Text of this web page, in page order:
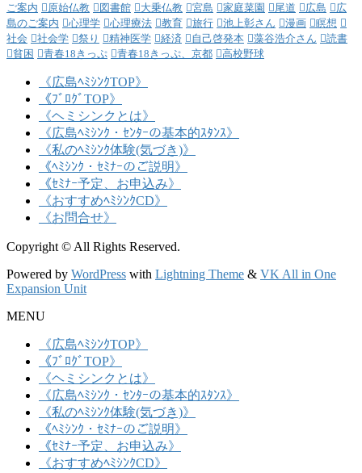
ご案内
原始仏教 図書館 大乗仏教 宮島 家庭菜園 尾道 広島
広
島のご案内
心理学 心理療法 教育 旅行 池上彰さん 漫画
瞑想
社会
社会学 祭り 精神医学 経済 自己啓発本 藻谷浩介さん
読書
貧困
青春18きっぷ 青春18きっぷ、京都 高校野球
《広島ﾍﾐｼﾝｸTOP》
《ﾌﾞﾛｸﾞTOP》
《ヘミシンクとは》
《広島ﾍﾐｼﾝｸ・ｾﾝﾀｰの基本的ｽﾀﾝｽ》
《私のﾍﾐｼﾝｸ体験(気づき)》
《ﾍﾐｼﾝｸ・ｾﾐﾅｰのご説明》
《ｾﾐﾅｰ予定、お申込み》
《おすすめﾍﾐｼﾝｸCD》
《お問合せ》
Copyright © All Rights Reserved.
Powered by WordPress with Lightning Theme & VK All in One
Expansion Unit
MENU
《広島ﾍﾐｼﾝｸTOP》
《ﾌﾞﾛｸﾞTOP》
《ヘミシンクとは》
《広島ﾍﾐｼﾝｸ・ｾﾝﾀｰの基本的ｽﾀﾝｽ》
《私のﾍﾐｼﾝｸ体験(気づき)》
《ﾍﾐｼﾝｸ・ｾﾐﾅｰのご説明》
《ｾﾐﾅｰ予定、お申込み》
《おすすめﾍﾐｼﾝｸCD》